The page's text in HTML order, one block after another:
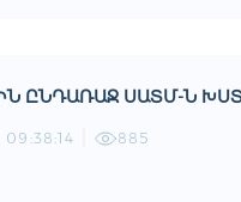
ԸՆԴԱՌԱՋ ՍԱՏՄ-Ն
09:38:14 885